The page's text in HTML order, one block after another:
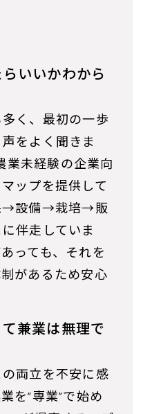
いいかわから
く、最初の一歩
をよく聞きま
業未経験の企業向
ップを提供して
→設備→栽培→販
伴走していま
っても、それを
があるため安心
兼業は無理で
両立を不安に感
を“専業”で始め